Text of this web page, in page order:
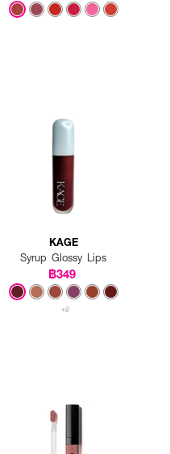
KAGE
Syrup Glossy Lips
฿349
+2